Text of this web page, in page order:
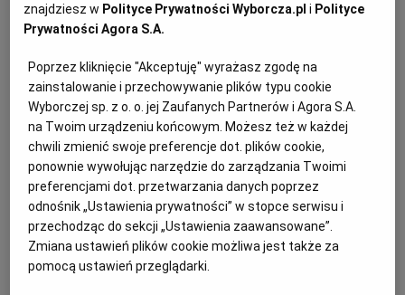
KOSZALIN
KRAKÓW
LUBLIN
ŁÓDŹ
SŁÓWKA. MAGAZYN O JĘZYKU
TOK FM
SPORT.PL
PUBLIO.PL
KULTURALNYSKLEP.PL
Dla 4 osób
Marynowanie mięsa: 8 godzin
Przygotowanie: 25 minut
Grillowana pierś kurczaka
znajdziesz w Polityce Prywatności Wyborcza.pl i Polityce
Prywatności Agora S.A.
Poprzez kliknięcie "Akceptuję" wyrażasz zgodę na
zainstalowanie i przechowywanie plików typu cookie
Wyborczej sp. z o. o. jej Zaufanych Partnerów i Agora S.A.
na Twoim urządzeniu końcowym. Możesz też w każdej
chwili zmienić swoje preferencje dot. plików cookie,
ponownie wywołując narzędzie do zarządzania Twoimi
preferencjami dot. przetwarzania danych poprzez
odnośnik „Ustawienia prywatności” w stopce serwisu i
przechodząc do sekcji „Ustawienia zaawansowane”.
Zmiana ustawień plików cookie możliwa jest także za
pomocą ustawień przeglądarki.